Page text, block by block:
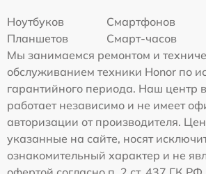
Ноутбуков
Смартфонов
Планшетов
Смарт-часов
Мы занимаемся ремонтом и
обслуживанием техники Honor по
гарантийного периода. Наш центр
работает независимо и не имеет
авторизации от производителя.
указанные на сайте, носят
ознакомительный характер и не